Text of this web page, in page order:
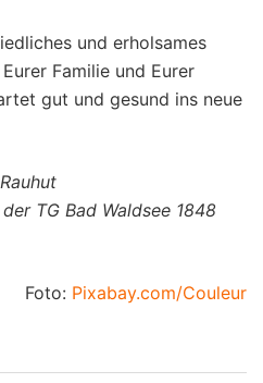
und erholsames
Familie und Eurer
gut und gesund ins neue
TG Bad Waldsee 1848
Foto: Pixabay.com/Couleur